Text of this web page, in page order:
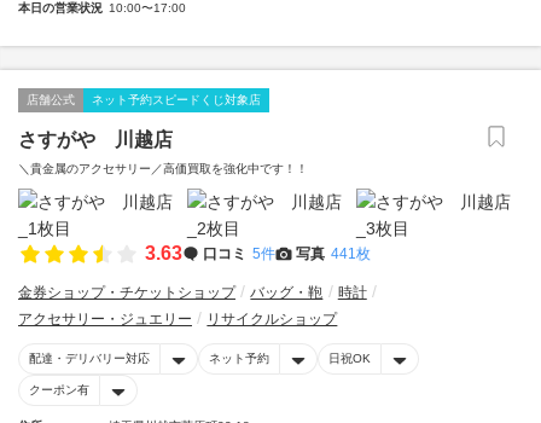
本日の営業状況 10:00〜17:00
店舗公式 ネット予約スピードくじ対象店
さすがや 川越店
＼貴金属のアクセサリー／高価買取を強化中です！！
3.63 口コミ 5件 写真 441枚
金券ショップ・チケットショップ バッグ・鞄
時計
アクセサリー・ジュエリー
リサイクルショップ
配達・デリバリー対応 ネット予約 日祝OK
クーポン有